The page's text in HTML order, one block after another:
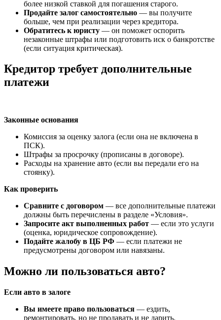
более низкой ставкой для погашения старого.
Продайте залог самостоятельно — вы получите
больше, чем при реализации через кредитора.
Обратитесь к юристу — он поможет оспорить
незаконные штрафы или подготовить иск о банкротстве
(если ситуация критическая).
Кредитор требует дополнительные
платежи
Законные основания
Комиссия за оценку залога (если она не включена в
ПСК).
Штрафы за просрочку (прописаны в договоре).
Расходы на хранение авто (если вы передали его на
стоянку).
Как проверить
Сравните с договором — все дополнительные платежи
должны быть перечислены в разделе «Условия».
Запросите акт выполненных работ — если это услуги
(оценка, юридическое сопровождение).
Подайте жалобу в ЦБ РФ — если платежи не
предусмотрены договором или навязаны.
Можно ли пользоваться авто?
Если авто в залоге
Вы имеете право пользоваться — ездить,
ремонтировать, но не продавать и не дарить.